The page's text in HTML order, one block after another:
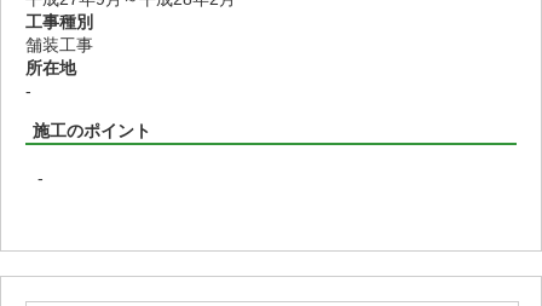
工事種別
舗装工事
所在地
-
施工のポイント
-